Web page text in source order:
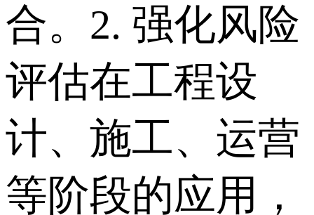
合。 2. 强化风险
评估在工程设
计、施工、运营
等阶段的应用，